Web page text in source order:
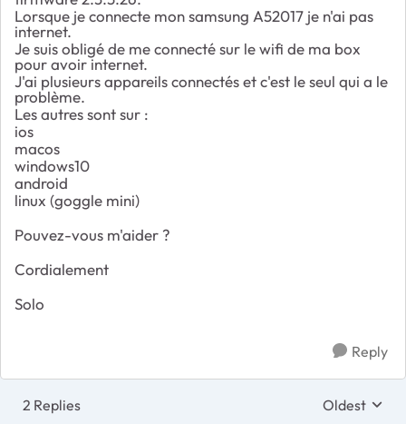
Lorsque je connecte mon samsung A52017 je n'ai pas
internet.
Je suis obligé de me connecté sur le wifi de ma box
pour avoir internet.
J'ai plusieurs appareils connectés et c'est le seul qui a le
problème.
Les autres sont sur :
ios
macos
windows10
android
linux (goggle mini)
Pouvez-vous m'aider ?
Cordialement
Solo
Reply
2 Replies Replies
Oldest